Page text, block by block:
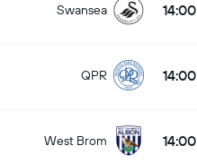
14:00
Swansea
14:00
QPR
14:00
West Brom